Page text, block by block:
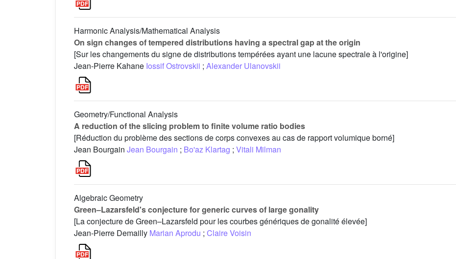
Harmonic Analysis/Mathematical Analysis
On sign changes of tempered distributions having a spectral gap at the origin
[Sur les changements du signe de distributions tempérées ayant une lacune spectrale à l'origine]
Jean-Pierre Kahane Iossif Ostrovskii ; Alexander Ulanovskii
Geometry/Functional Analysis
A reduction of the slicing problem to finite volume ratio bodies
[Réduction du problème des sections de corps convexes au cas de rapport volumique borné]
Jean Bourgain Jean Bourgain ; Bo'az Klartag ; Vitali Milman
Algebraic Geometry
Green–Lazarsfeld's conjecture for generic curves of large gonality
[La conjecture de Green–Lazarsfeld pour les courbes génériques de gonalité élevée]
Jean-Pierre Demailly Marian Aprodu ; Claire Voisin